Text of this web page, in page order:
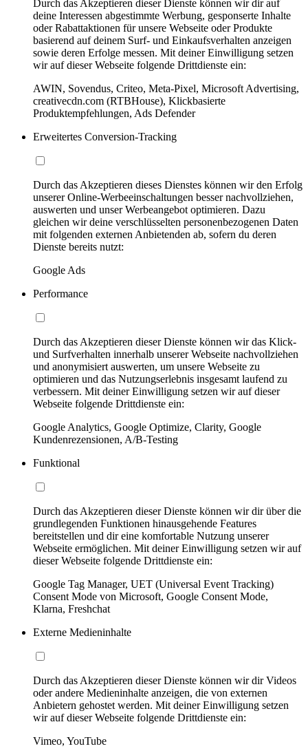
Durch das Akzeptieren dieser Dienste können wir dir auf
deine Interessen abgestimmte Werbung, gesponserte Inhalte
oder Rabattaktionen für unsere Webseite oder Produkte
basierend auf deinem Surf- und Einkaufsverhalten anzeigen
sowie deren Erfolge messen. Mit deiner Einwilligung setzen
wir auf dieser Webseite folgende Drittdienste ein:
AWIN, Sovendus, Criteo, Meta-Pixel, Microsoft Advertising,
creativecdn.com (RTBHouse), Klickbasierte
Produktempfehlungen, Ads Defender
Erweitertes Conversion-Tracking
Durch das Akzeptieren dieses Dienstes können wir den Erfolg
unserer Online-Werbeeinschaltungen besser nachvollziehen,
auswerten und unser Werbeangebot optimieren. Dazu
gleichen wir deine verschlüsselten personenbezogenen Daten
mit folgenden externen Anbietenden ab, sofern du deren
Dienste bereits nutzt:
Google Ads
Performance
Durch das Akzeptieren dieser Dienste können wir das Klick-
und Surfverhalten innerhalb unserer Webseite nachvollziehen
und anonymisiert auswerten, um unsere Webseite zu
optimieren und das Nutzungserlebnis insgesamt laufend zu
verbessern. Mit deiner Einwilligung setzen wir auf dieser
Webseite folgende Drittdienste ein:
Google Analytics, Google Optimize, Clarity, Google
Kundenrezensionen, A/B-Testing
Funktional
Durch das Akzeptieren dieser Dienste können wir dir über die
grundlegenden Funktionen hinausgehende Features
bereitstellen und dir eine komfortable Nutzung unserer
Webseite ermöglichen. Mit deiner Einwilligung setzen wir auf
dieser Webseite folgende Drittdienste ein:
Google Tag Manager, UET (Universal Event Tracking)
Consent Mode von Microsoft, Google Consent Mode,
Klarna, Freshchat
Externe Medieninhalte
Durch das Akzeptieren dieser Dienste können wir dir Videos
oder andere Medieninhalte anzeigen, die von externen
Anbietern gehostet werden. Mit deiner Einwilligung setzen
wir auf dieser Webseite folgende Drittdienste ein:
Vimeo, YouTube